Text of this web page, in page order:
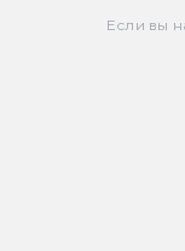
Если вы